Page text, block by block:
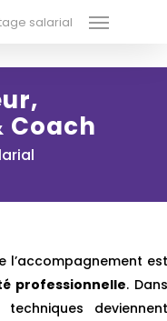
salarial Menu
Coach
l’accompagnement est
professionnelle.
deviennent